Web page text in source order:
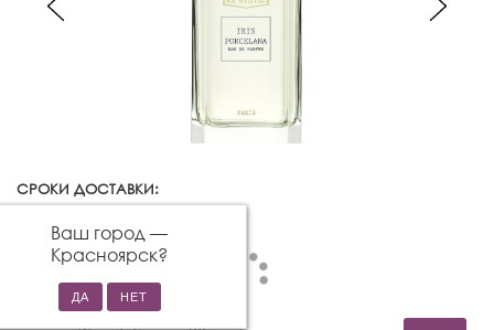
СРОКИ ДОСТАВКИ:
Ваш город —
Красноярск?